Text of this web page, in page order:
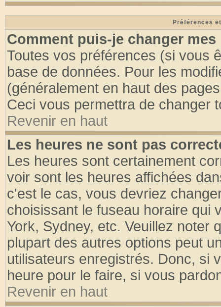
Préférences
Comment puis-je changer mes
Toutes vos préférences (si vous
base de données. Pour les
(généralement en haut des
Ceci vous permettra de changer
Revenir en haut
Les heures ne sont pas
Les heures sont certainement
voir sont les heures affichées
c'est le cas, vous devriez
choisissant le fuseau horaire qui
York, Sydney, etc. Veuillez noter
plupart des autres options peut
utilisateurs enregistrés. Donc, si
heure pour le faire, si vous
Revenir en haut